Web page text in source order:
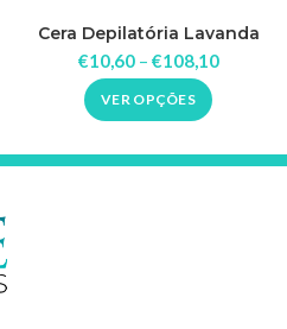
Cera Depilatória Lavanda
1kg Serenna
€10,60 – €108,10
VER OPÇÕES